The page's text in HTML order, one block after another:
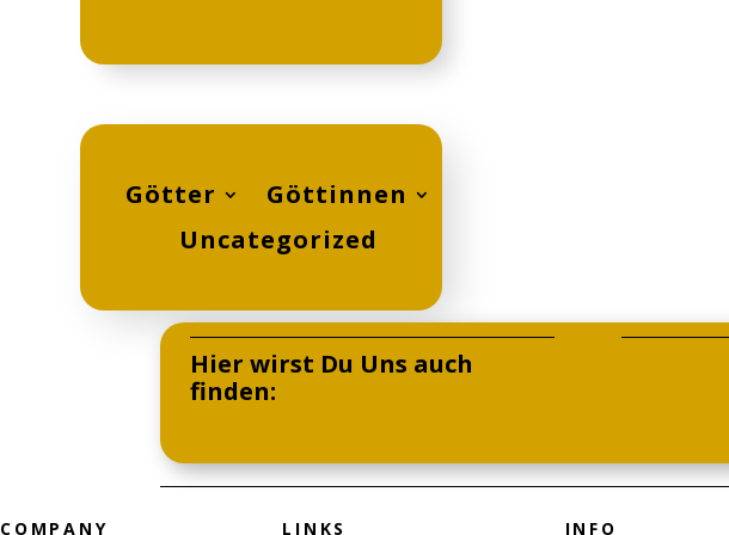
Götter
Göttinnen
Uncategorized
Hier wirst Du Uns auch
finden:
COMPANY LINKS INFO